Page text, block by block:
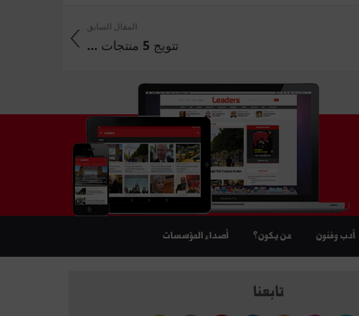
المقال السابق
تتويج 5 منتجات ...
أدب وفنون من يكون؟ أصداء المؤسسات
تابعنا